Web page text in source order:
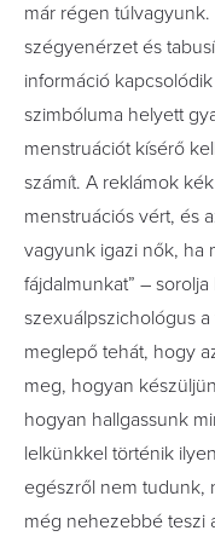
már régen
szégyenérzet és
információ
szimbóluma helyett
menstruációt kísérő
számít. A reklámok
menstruációs vért, és
vagyunk igazi nők, ha
fájdalmunkat” –
szexuálpszichológus
meglepő tehát, hogy
meg, hogyan
hogyan hallgassunk
lelkünkkel történik
egészről nem tudunk,
még nehezebbé teszi